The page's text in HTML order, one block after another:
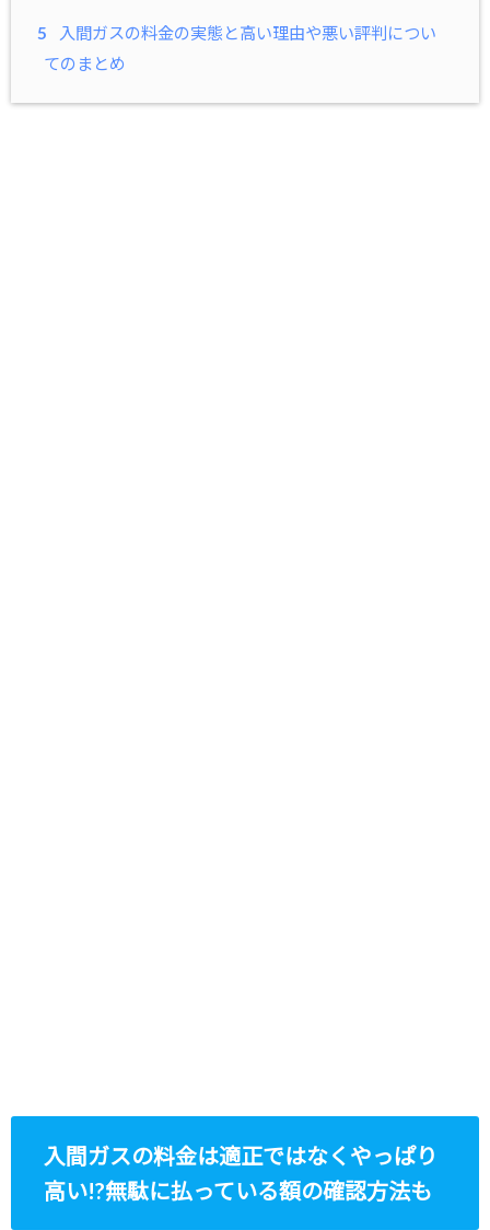
5
入間ガスの料金の実態と高い理由や悪い評判につい
てのまとめ
入間ガスの料金は適正ではなくやっぱり
高い!?無駄に払っている額の確認方法も